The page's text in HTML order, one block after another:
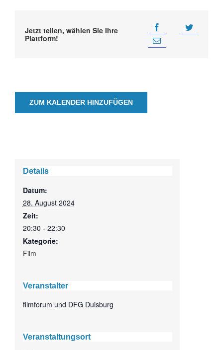
Jetzt teilen, wählen Sie Ihre
Plattform!
ZUM KALENDER HINZUFÜGEN
Details
Datum:
28. August 2024
Zeit:
20:30 - 22:30
Kategorie:
Film
Veranstalter
filmforum und DFG Duisburg
Veranstaltungsort